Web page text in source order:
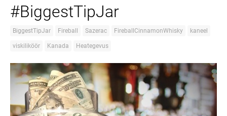
#BiggestTipJar
BiggestTipJar Fireball Sazerac FireballCinnamonWhisky kaneel
viskiliköör Kanada Heategevus